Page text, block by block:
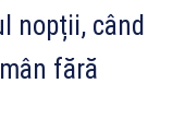
nopții, când
fără